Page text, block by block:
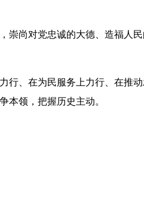
尚对党忠诚的大德、造福人民
、在为民服务上力行、在推动
本领，把握历史主动。